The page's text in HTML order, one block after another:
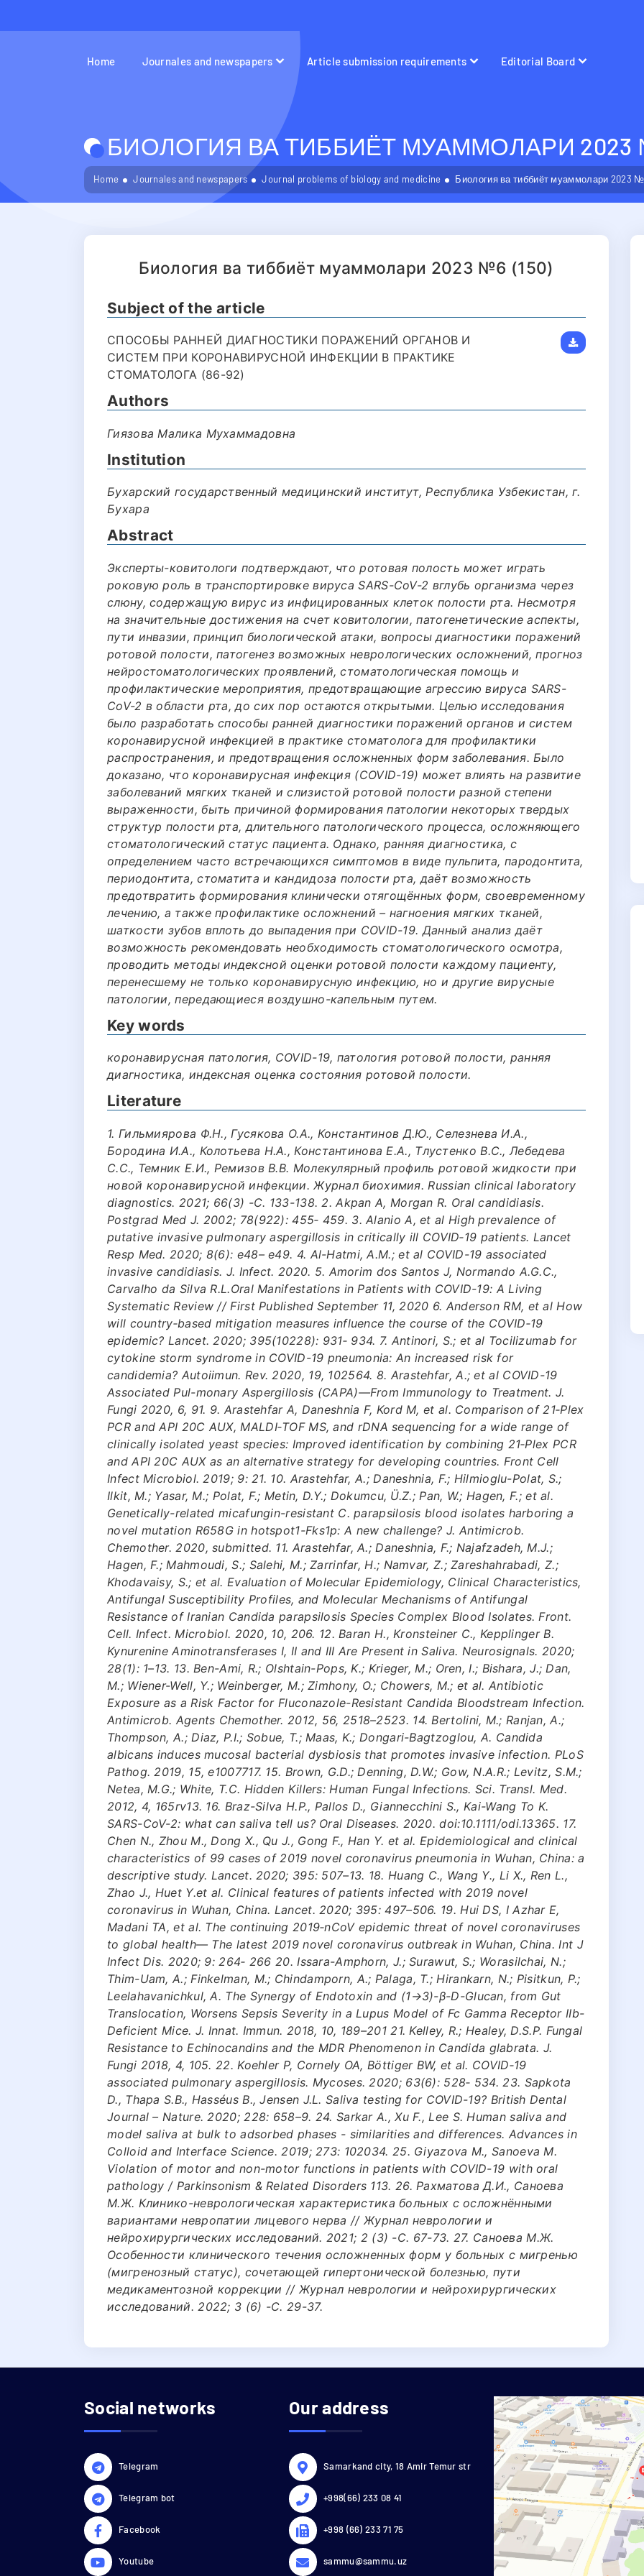
Home Journales and newspapers Article submission requirements Editorial Board
БИОЛОГИЯ ВА ТИББИЁТ МУАММОЛАРИ 2023
Home Journales and newspapers Journal problems of biology and medicine Биология ва тиббиёт муаммолари 2023
Биология ва тиббиёт муаммолари 2023 №6 (150)
Subject of the article
СПОСОБЫ РАННЕЙ ДИАГНОСТИКИ ПОРАЖЕНИЙ ОРГАНОВ И
СИСТЕМ ПРИ КОРОНАВИРУСНОЙ ИНФЕКЦИИ В ПРАКТИКЕ
СТОМАТОЛОГА (86-92)
Authors
Гиязова Малика Мухаммадовна
Institution
Бухарский государственный медицинский институт, Республика Узбекистан, г.
Бухара
Abstract
Эксперты-ковитологи подтверждают, что ротовая полость может играть
роковую роль в транспортировке вируса SARS-CoV-2 вглубь организма через
слюну, содержащую вирус из инфицированных клеток полости рта. Несмотря
на значительные достижения на счет ковитологии, патогенетические аспекты,
пути инвазии, принцип биологической атаки, вопросы диагностики поражений
ротовой полости, патогенез возможных неврологических осложнений, прогноз
нейростоматологических проявлений, стоматологическая помощь и
профилактические мероприятия, предотвращающие агрессию вируса SARS-
CoV-2 в области рта, до сих пор остаются открытыми. Целью исследования
было разработать способы ранней диагностики поражений органов и систем
коронавирусной инфекцией в практике стоматолога для профилактики
распространения, и предотвращения осложненных форм заболевания. Было
доказано, что коронавирусная инфекция (COVID-19) может влиять на развитие
заболеваний мягких тканей и слизистой ротовой полости разной степени
выраженности, быть причиной формирования патологии некоторых твердых
структур полости рта, длительного патологического процесса, осложняющего
стоматологический статус пациента. Однако, ранняя диагностика, с
определением часто встречающихся симптомов в виде пульпита, пародонтита,
периодонтита, стоматита и кандидоза полости рта, даёт возможность
предотвратить формирования клинически отягощённых форм, своевременному
лечению, а также профилактике осложнений – нагноения мягких тканей,
шаткости зубов вплоть до выпадения при COVID-19. Данный анализ даёт
возможность рекомендовать необходимость стоматологического осмотра,
проводить методы индексной оценки ротовой полости каждому пациенту,
перенесшему не только коронавирусную инфекцию, но и другие вирусные
патологии, передающиеся воздушно-капельным путем.
Key words
коронавирусная патология, COVID-19, патология ротовой полости, ранняя
диагностика, индексная оценка состояния ротовой полости.
Literature
1. Гильмиярова Ф.Н., Гусякова О.А., Константинов Д.Ю., Селезнева И.А.,
Бородина И.А., Колотьева Н.А., Константинова Е.А., Тлустенко В.С., Лебедева
С.С., Темник Е.И., Ремизов В.В. Молекулярный профиль ротовой жидкости при
новой коронавирусной инфекции. Журнал биохимия. Russian clinical laboratory
diagnostics. 2021; 66(3) -С. 133-138. 2. Akpan A, Morgan R. Oral candidiasis.
Postgrad Med J. 2002; 78(922): 455‐ 459. 3. Alanio A, et al High prevalence of
putative invasive pulmonary aspergillosis in critically ill COVID‐19 patients. Lancet
Resp Med. 2020; 8(6): e48– e49. 4. Al-Hatmi, A.M.; et al COVID-19 associated
invasive candidiasis. J. Infect. 2020. 5. Amorim dos Santos J, Normando A.G.C.,
Carvalho da Silva R.L.Oral Manifestations in Patients with COVID-19: A Living
Systematic Review // First Published September 11, 2020 6. Anderson RM, et al How
will country‐based mitigation measures influence the course of the COVID‐19
epidemic? Lancet. 2020; 395(10228): 931‐ 934. 7. Antinori, S.; et al Tocilizumab for
cytokine storm syndrome in COVID-19 pneumonia: An increased risk for
candidemia? Autoiimun. Rev. 2020, 19, 102564. 8. Arastehfar, A.; et al COVID-19
Associated Pul-monary Aspergillosis (CAPA)—From Immunology to Treatment. J.
Fungi 2020, 6, 91. 9. Arastehfar A, Daneshnia F, Kord M, et al. Comparison of 21‐Plex
PCR and API 20C AUX, MALDI‐TOF MS, and rDNA sequencing for a wide range of
clinically isolated yeast species: Improved identification by combining 21‐Plex PCR
and API 20C AUX as an alternative strategy for developing countries. Front Cell
Infect Microbiol. 2019; 9: 21. 10. Arastehfar, A.; Daneshnia, F.; Hilmioglu-Polat, S.;
Ilkit, M.; Yasar, M.; Polat, F.; Metin, D.Y.; Dokumcu, Ü.Z.; Pan, W.; Hagen, F.; et al.
Genetically-related micafungin-resistant C. parapsilosis blood isolates harboring a
novel mutation R658G in hotspot1-Fks1p: A new challenge? J. Antimicrob.
Chemother. 2020, submitted. 11. Arastehfar, A.; Daneshnia, F.; Najafzadeh, M.J.;
Hagen, F.; Mahmoudi, S.; Salehi, M.; Zarrinfar, H.; Namvar, Z.; Zareshahrabadi, Z.;
Khodavaisy, S.; et al. Evaluation of Molecular Epidemiology, Clinical Characteristics,
Antifungal Susceptibility Profiles, and Molecular Mechanisms of Antifungal
Resistance of Iranian Candida parapsilosis Species Complex Blood Isolates. Front.
Cell. Infect. Microbiol. 2020, 10, 206. 12. Baran H., Kronsteiner С., Kepplinger В.
Kynurenine Aminotransferases I, II and III Are Present in Saliva. Neurosignals. 2020;
28(1): 1–13. 13. Ben-Ami, R.; Olshtain-Pops, K.; Krieger, M.; Oren, I.; Bishara, J.; Dan,
M.; Wiener-Well, Y.; Weinberger, M.; Zimhony, O.; Chowers, M.; et al. Antibiotic
Exposure as a Risk Factor for Fluconazole-Resistant Candida Bloodstream Infection.
Antimicrob. Agents Chemother. 2012, 56, 2518–2523. 14. Bertolini, M.; Ranjan, A.;
Thompson, A.; Diaz, P.I.; Sobue, T.; Maas, K.; Dongari-Bagtzoglou, A. Candida
albicans induces mucosal bacterial dysbiosis that promotes invasive infection. PLoS
Pathog. 2019, 15, e1007717. 15. Brown, G.D.; Denning, D.W.; Gow, N.A.R.; Levitz, S.M.;
Netea, M.G.; White, T.C. Hidden Killers: Human Fungal Infections. Sci. Transl. Med.
2012, 4, 165rv13. 16. Braz-Silva H.P., Pallos D., Giannecchini S., Kai-Wang To K.
SARS-CoV-2: what can saliva tell us? Oral Diseases. 2020. doi:10.1111/odi.13365. 17.
Chen N., Zhou M., Dong X., Qu J., Gong F., Han Y. et al. Epidemiological and clinical
characteristics of 99 cases of 2019 novel coronavirus pneumonia in Wuhan, China: a
descriptive study. Lancet. 2020; 395: 507–13. 18. Huang C., Wang Y., Li X., Ren L.,
Zhao J., Huet Y.et al. Clinical features of patients infected with 2019 novel
coronavirus in Wuhan, China. Lancet. 2020; 395: 497–506. 19. Hui DS, I Azhar E,
Madani TA, et al. The continuing 2019‐nCoV epidemic threat of novel coronaviruses
to global health— The latest 2019 novel coronavirus outbreak in Wuhan, China. Int J
Infect Dis. 2020; 9: 264‐ 266 20. Issara-Amphorn, J.; Surawut, S.; Worasilchai, N.;
Thim-Uam, A.; Finkelman, M.; Chindamporn, A.; Palaga, T.; Hirankarn, N.; Pisitkun, P.;
Leelahavanichkul, A. The Synergy of Endotoxin and (1→3)-β-D-Glucan, from Gut
Translocation, Worsens Sepsis Severity in a Lupus Model of Fc Gamma Receptor IIb-
Deficient Mice. J. Innat. Immun. 2018, 10, 189–201 21. Kelley, R.; Healey, D.S.P. Fungal
Resistance to Echinocandins and the MDR Phenomenon in Candida glabrata. J.
Fungi 2018, 4, 105. 22. Koehler P, Cornely OA, Böttiger BW, et al. COVID‐19
associated pulmonary aspergillosis. Mycoses. 2020; 63(6): 528‐ 534. 23. Sapkota
D., Thapa S.B., Hasséus B., Jensen J.L. Saliva testing for COVID-19? British Dental
Journal – Nature. 2020; 228: 658–9. 24. Sarkar A., Xu F., Lee S. Human saliva and
model saliva at bulk to adsorbed phases - similarities and differences. Advances in
Colloid and Interface Science. 2019; 273: 102034. 25. Giyazova M., Sanoeva M.
Violation of motor and non-motor functions in patients with COVID-19 with oral
pathology / Parkinsonism & Related Disorders 113. 26. Рахматова Д.И., Саноева
М.Ж. Клинико-неврологическая характеристика больных с осложнёнными
вариантами невропатии лицевого нерва // Журнал неврологии и
нейрохирургических исследований. 2021; 2 (3) -С. 67-73. 27. Саноева М.Ж.
Особенности клинического течения осложненных форм у больных с мигренью
(мигренозный статус), сочетающей гипертонической болезнью, пути
медикаментозной коррекции // Журнал неврологии и нейрохирургических
исследований. 2022; 3 (6) -С. 29-37.
Social networks
Telegram
Telegram bot
Facebook
Youtube
Our address
Samarkand city, 18 Amir Temur str
+998(66) 233 08 41
+998 (66) 233 71 75
sammu@sammu.uz